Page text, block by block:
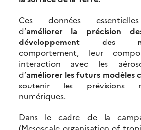
Ces données
d’améliorer la précision
développement des
comportement, leur
interaction avec les
d’améliorer les futurs modèles
soutenir les prévisions
numériques.
Dans le cadre de la
(Mesoscale organisation of